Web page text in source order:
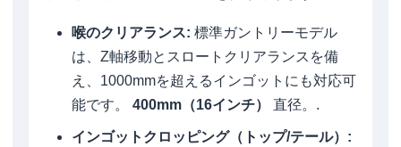
喉のクリアランス: 標準ガントリーモデル
は、Z軸移動とスロートクリアランスを備
え、1000mmを超えるインゴットにも対応可
能です。 400mm（16インチ） 直径。.
インゴットクロッピング（トップ/テール）: